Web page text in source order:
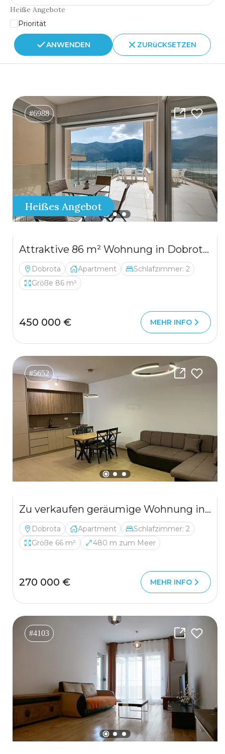
Heiße Angebote
Priorität
ANWENDEN ZURüCKSETZEN
#6988
Heißes Angebot
Attraktive 86 m² Wohnung in Dobrota – Große Terrasse, Meerblick, Garage & Abstellraum
Dobrota Apartment
Schlafzimmer: 2
Größe 86 m²
450 000 € MEHR INFO
#5652
Zu verkaufen geräumige Wohnung in Dobrota mit Bergblick
Dobrota Apartment
Schlafzimmer: 2
Größe 66 m²
480 m zum Meer
270 000 € MEHR INFO
#4103